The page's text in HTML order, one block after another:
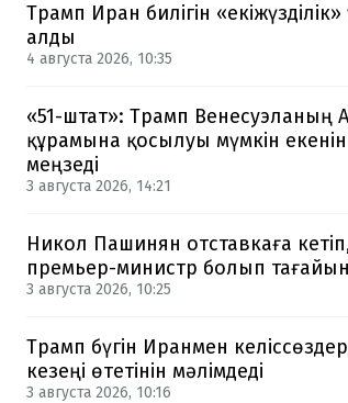
Трамп Иран билігін
алды
4 августа 2026, 10:35
«51-штат»: Трамп Венесуэланың
құрамына қосылуы мүмкін
меңзеді
3 августа 2026, 14:21
Никол Пашинян отставкаға
премьер-министр болып
3 августа 2026, 10:25
Трамп бүгін Иранмен
кезеңі өтетінін мәлімдеді
3 августа 2026, 10:16